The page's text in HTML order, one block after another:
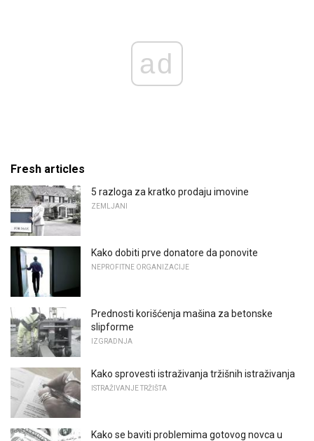
ad
Fresh articles
5 razloga za kratko prodaju imovine
ZEMLJANI
Kako dobiti prve donatore da ponovite
NEPROFITNE ORGANIZACIJE
Prednosti korišćenja mašina za betonske
slipforme
IZGRADNJA
Kako sprovesti istraživanja tržišnih istraživanja
ISTRAŽIVANJE TRŽIŠTA
Kako se baviti problemima gotovog novca u